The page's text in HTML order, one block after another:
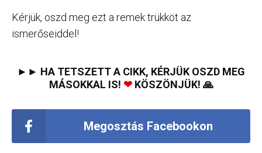
Kérjük, oszd meg ezt a remek trükköt az
ismerőseiddel!
►► HA TETSZETT A CIKK, KÉRJÜK OSZD MEG
MÁSOKKAL IS! ❤KÖSZÖNJÜK! 🙏
Megosztás Facebookon